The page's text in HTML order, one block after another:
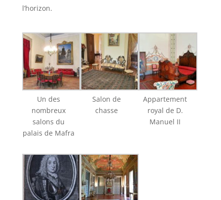
l’horizon.
Un des
nombreux
salons du
palais de Mafra
Salon de
chasse
Appartement
royal de D.
Manuel II